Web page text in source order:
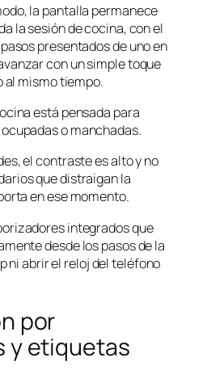
la pantalla permanece
la sesión de cocina, con el
presentados de uno en
con un simple toque
al mismo tiempo.
está pensada para
o manchadas.
el contraste es alto y no
que distraigan la
en ese momento.
integrados que
desde los pasos de la
ni abrir el reloj del teléfono
por
y etiquetas